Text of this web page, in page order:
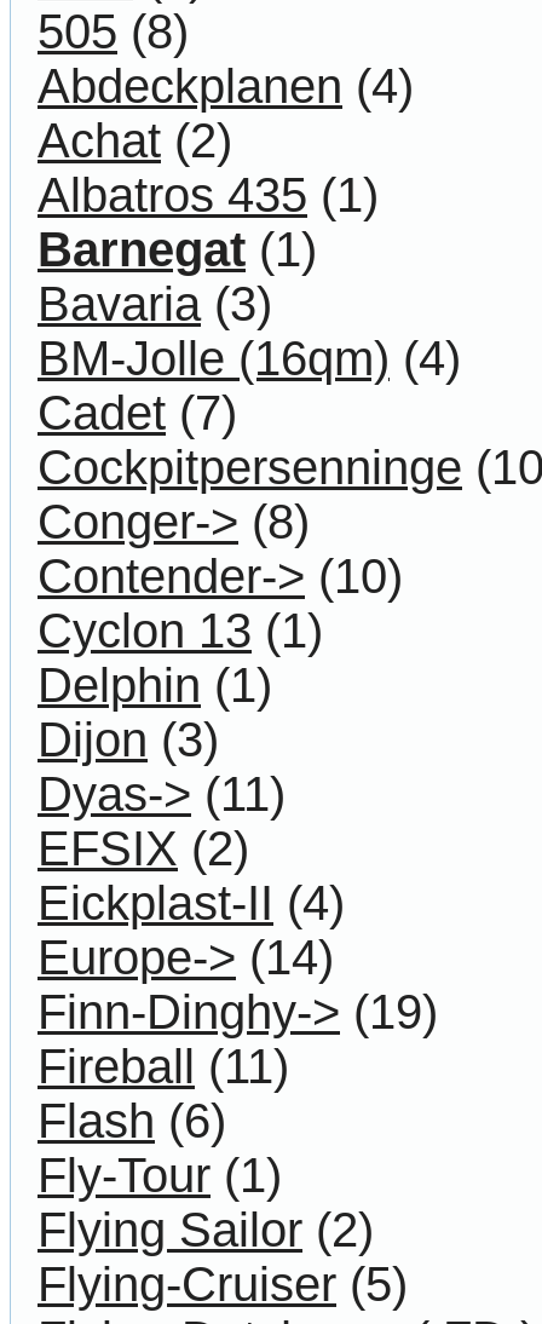
505 (8)
Abdeckplanen (4)
Achat (2)
Albatros 435 (1)
Barnegat (1)
Bavaria(3)
BM-Jolle (16qm) (4)
Cadet (7)
Cockpitpersenninge
Conger-> (8)
Contender-> (10)
Cyclon 13 (1)
Delphin (1)
Dijon (3)
Dyas-> (11)
EFSIX (2)
Eickplast-II (4)
Europe-> (14)
Finn-Dinghy-> (19)
Fireball (11)
Flash (6)
Fly-Tour (1)
Flying Sailor (2)
Flying-Cruiser (5)